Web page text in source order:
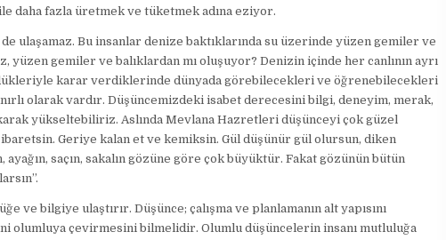
daha fazla üretmek ve tüketmek adına eziyor.
ulaşamaz. Bu insanlar denize baktıklarında su üzerinde yüzen gemiler ve
yüzen gemiler ve balıklardan mı oluşuyor? Denizin içinde her canlının ayrı
karar verdiklerinde dünyada görebilecekleri ve öğrenebilecekleri
olarak vardır. Düşüncemizdeki isabet derecesini bilgi, deneyim, merak,
yükseltebiliriz. Aslında Mevlana Hazretleri düşünceyi çok güzel
Geriye kalan et ve kemiksin. Gül düşünür gül olursun, diken
saçın, sakalın gözüne göre çok büyüktür. Fakat gözünün bütün
ve bilgiye ulaştırır. Düşünce; çalışma ve planlamanın alt yapısını
olumluya çevirmesini bilmelidir. Olumlu düşüncelerin insanı mutluluğa